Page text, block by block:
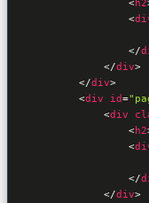
<h2
<
</
</div>
</div>
<div id=
<div
<h2
<
</
</div>